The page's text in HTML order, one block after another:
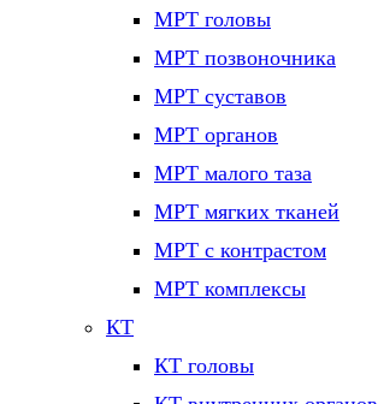
МРТ головы
МРТ позвоночника
МРТ суставов
МРТ органов
МРТ малого таза
МРТ мягких тканей
МРТ с контрастом
МРТ комплексы
КТ
КТ головы